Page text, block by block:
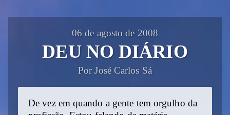
06 de agosto de 2008
DEU NO DIÁRIO
Por José Carlos Sá
De vez em quando a gente tem orgulho da